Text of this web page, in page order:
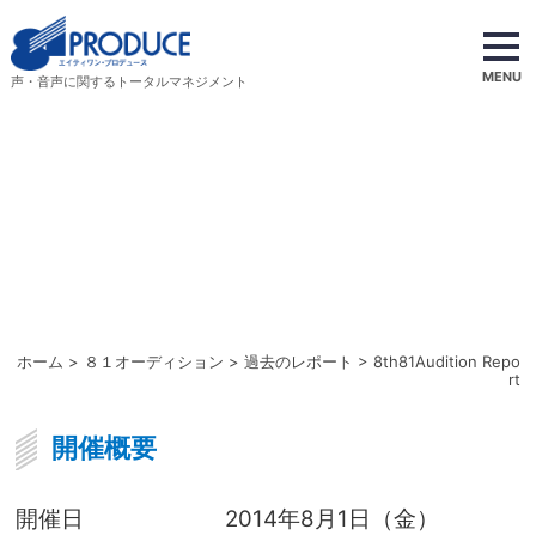
声・音声に関するトータルマネジメント MENU
ホーム > ８１オーディション > 過去のレポート > 8th81Audition Repo
rt
開催概要
開催日
2014年8月1日（金）